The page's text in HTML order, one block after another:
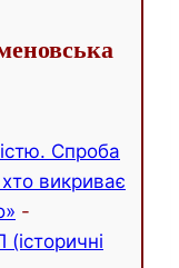
Спроба
викриває
-